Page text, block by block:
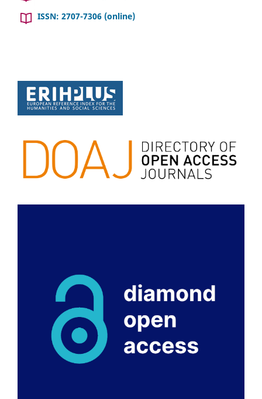
ISSN: 2707-7306 (online)